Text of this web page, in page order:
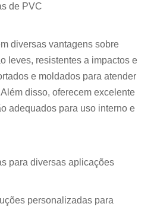
de PVC
diversas vantagens sobre
leves, resistentes a impactos e
e moldados para atender
disso, oferecem excelente
adequados para uso interno e
para diversas aplicações
personalizadas para